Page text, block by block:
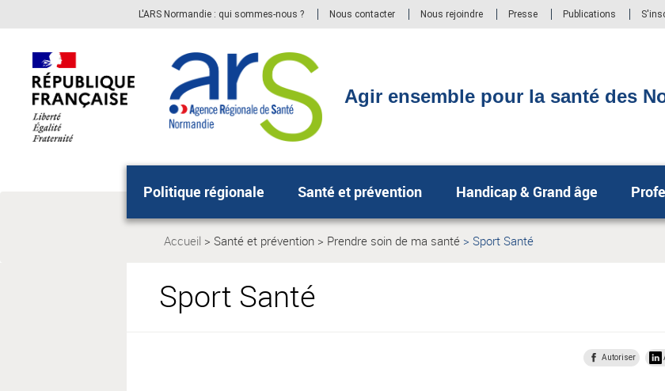
principal,
L'ARS Normandie : qui sommes-nous ? Nous contacter Nous rejoindre Presse Publications
Agir ensemble pour la santé des
Politique régionale Santé et prévention Handicap & Grand âge
Accueil
Santé et prévention
Prendre soin de ma santé
Sport Santé
Sport Santé
Autoriser